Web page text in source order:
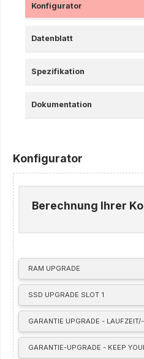
Konfigurator
Datenblatt
Spezifikation
Dokumentation
Konfigurator
RAM UPGRADE
SSD UPGRADE SLOT 1
GARANTIE UPGRADE - LAUFZEIT/-
GARANTIE-UPGRADE - KEEP
Berechnung Ihrer